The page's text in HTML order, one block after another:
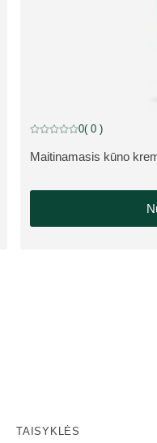
APIE PRODUKTĄ:
Maitinamasis kūno
Dabartinis įvertinimas: 0
0( 0 )
TAISYKLĖS